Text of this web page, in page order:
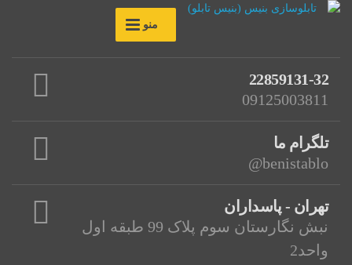
منو
22859131-32
09125003811
تلگرام ما
benistablo@
تهران - پاسداران
نبش نگارستان سوم پلاک 99 طبقه اول
واحد2